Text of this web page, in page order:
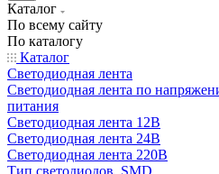
Каталог
По всему сайту
По каталогу
Каталог
Светодиодная лента
Светодиодная лента по
питания
Светодиодная лента 12В
Светодиодная лента 24В
Светодиодная лента 220В
Тип светодиодов, SMD